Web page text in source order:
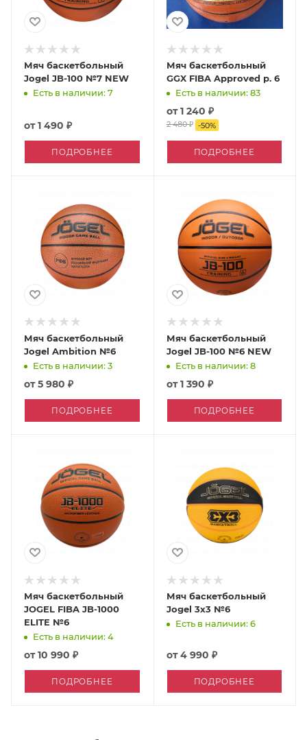
Мяч баскетбольный
Jogel JB-100 №7 NEW
Есть в наличии: 7
от1 490 ₽
ПОДРОБНЕЕ
Мяч баскетбольный
GGX FIBA Approved р. 6
Есть в наличии: 83
от1 240 ₽
2 480 ₽ -50%
ПОДРОБНЕЕ
Мяч баскетбольный
Jogel Ambition №6
Есть в наличии: 3
от5 980 ₽
ПОДРОБНЕЕ
Мяч баскетбольный
Jogel JB-100 №6 NEW
Есть в наличии: 8
от1 390 ₽
ПОДРОБНЕЕ
Мяч баскетбольный
JOGEL FIBA JB-1000
ELITE №6
Есть в наличии: 4
от10 990 ₽
ПОДРОБНЕЕ
Мяч баскетбольный
Jogel 3x3 №6
Есть в наличии: 6
от4 990 ₽
ПОДРОБНЕЕ